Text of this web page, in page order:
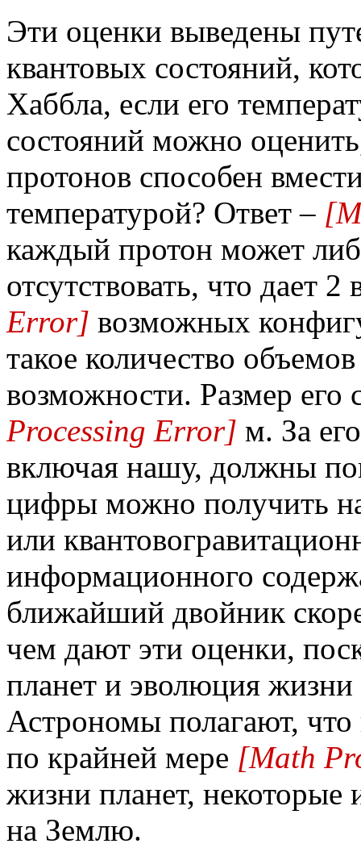
Эти оценки выведены
квантовых состояний,
Хаббла, если его
состояний можно
протонов способен
температурой? Ответ –
каждый протон может
отсутствовать, что дает 2
Error] возможных
такое количество
возможности. Размер его
Processing Error] м. За
включая нашу, должны
цифры можно получить
или
информационного
ближайший двойник
чем дают эти оценки,
планет и эволюция жизни
Астрономы полагают,
по крайней мере [Math
жизни планет,
на Землю.